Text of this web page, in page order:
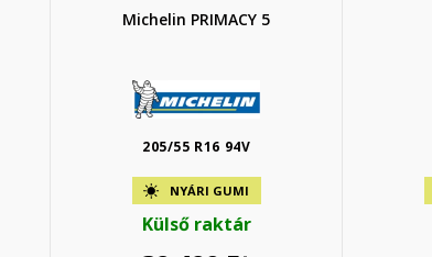
Michelin PRIMACY 5
205/55 R16 94V
NYÁRI GUMI
Külső raktár